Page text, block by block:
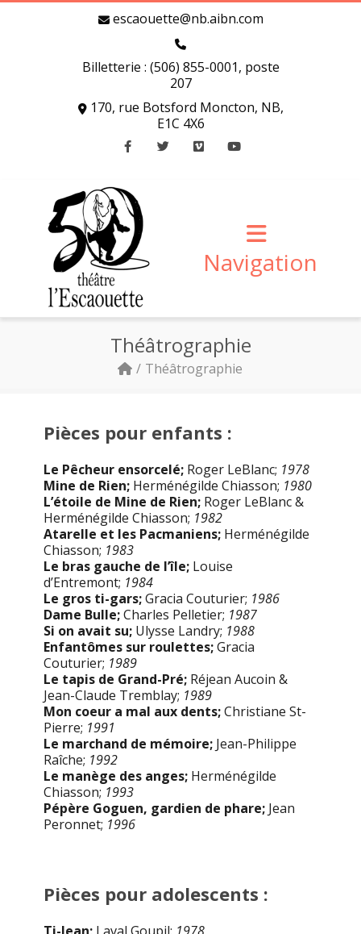
escaouette@nb.aibn.com
Billetterie : (506) 855-0001, poste
207
170, rue Botsford Moncton, NB,
E1C 4X6
Navigation
Théâtrographie
Théâtrographie
Pièces pour enfants :
Le Pêcheur ensorcelé; Roger LeBlanc; 1978
Mine de Rien; Herménégilde Chiasson; 1980
L’étoile de Mine de Rien; Roger LeBlanc &
Herménégilde Chiasson; 1982
Atarelle et les Pacmaniens; Herménégilde
Chiasson; 1983
Le bras gauche de l’île; Louise
d’Entremont; 1984
Le gros ti-gars;Gracia Couturier; 1986
Dame Bulle;Charles Pelletier; 1987
Si on avait su; Ulysse Landry; 1988
Enfantômes sur roulettes;Gracia
Couturier; 1989
Le tapis de Grand-Pré; Réjean Aucoin &
Jean-Claude Tremblay; 1989
Mon coeur a mal aux dents;Christiane St-
Pierre; 1991
Le marchand de mémoire; Jean-Philippe
Raîche; 1992
Le manège des anges; Herménégilde
Chiasson; 1993
Pépère Goguen, gardien de phare; Jean
Peronnet; 1996
Pièces pour adolescents :